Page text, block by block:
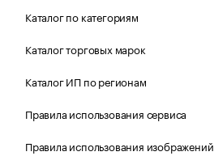
Каталог по категориям
Каталог торговых марок
Каталог ИП по регионам
Правила использования сервиса
Правила использования изображений